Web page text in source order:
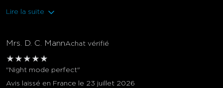
Lire la suite
Mrs. D. C. MannAchat vérifié
★ ★ ★ ★ ★
"Night mode perfect"
Avis laissé en France le 23 juillet 2026